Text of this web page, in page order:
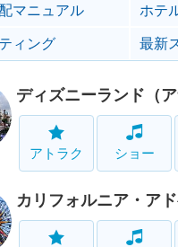
マニュアル
ホテ
ィング
最新
ディズニーランド（ア
アトラク ショー
カリフォルニア・ア